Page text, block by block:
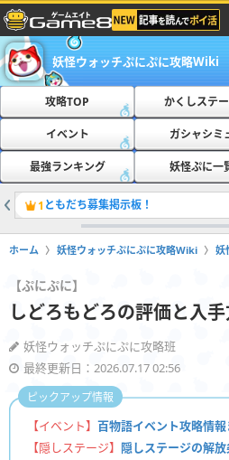
妖怪ウォッチぷにぷに攻略Wiki
攻略TOP かくしステ
イベント ガシャシミ
最強ランキング 妖怪ぷに一
1 ともだち募集掲示板！
ホーム 妖怪ウォッチぷにぷに攻略Wiki 妖
【ぷにぷに】
しどろもどろの評価と入
妖怪ウォッチぷにぷに攻略班
最終更新日：2026.07.17 02:56
【イベント】 百物語イベント攻略情報
【隠しステージ】 隠しステージの解
ピックアップ情報